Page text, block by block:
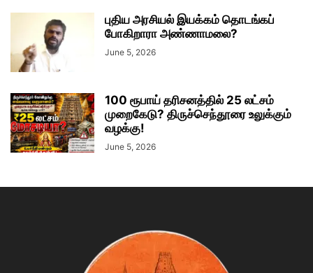
புதிய அரசியல் இயக்கம் தொடங்கப்
போகிறாரா அண்ணாமலை?
June 5, 2026
100 ரூபாய் தரிசனத்தில் 25 லட்சம்
முறைகேடு? திருச்செந்தூரை உலுக்கும்
வழக்கு!
June 5, 2026